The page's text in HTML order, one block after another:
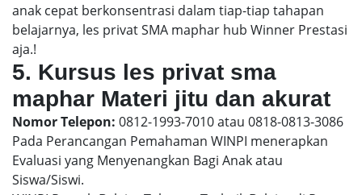
anak cepat berkonsentrasi dalam tiap-tiap tahapan
belajarnya, les privat SMA maphar hub Winner Prestasi
aja.!
5. Kursus les privat sma
maphar Materi jitu dan akurat
Nomor Telepon: 0812-1993-7010 atau 0818-0813-3086
Pada Perancangan Pemahaman WINPI menerapkan
Evaluasi yang Menyenangkan Bagi Anak atau
Siswa/Siswi.